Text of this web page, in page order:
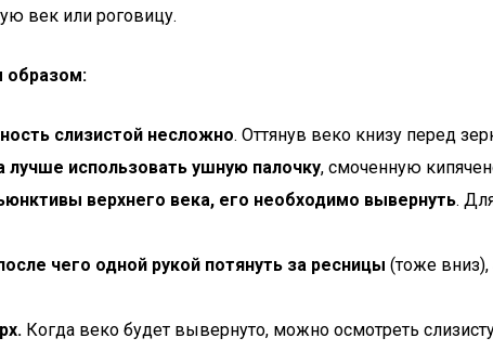
век или роговицу.
образом:
слизистой несложно. Оттянув веко книзу перед
использовать ушную палочку, смоченную
верхнего века, его необходимо вывернуть.
чего одной рукой потянуть за ресницы (тоже
Когда веко будет вывернуто, можно осмотреть